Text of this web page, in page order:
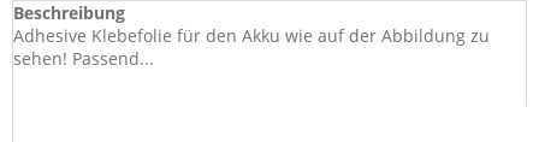
Beschreibung
Adhesive Klebefolie für den Akku wie auf der Abbildung zu
sehen! Passend...